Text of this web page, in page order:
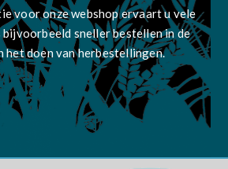
voor onze webshop ervaart u vele
sneller bestellen in de
het doen van herbestellingen.